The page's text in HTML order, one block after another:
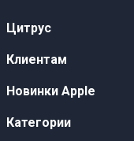
Цитрус
Карьера
Оптовым клиентам
Клиентам
Публичные оферты
Новинки Apple
iPhone 17
Категории